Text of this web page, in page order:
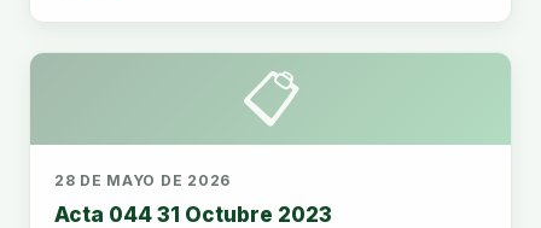
📋
28 DE MAYO DE 2026
Acta 044 31 Octubre 2023